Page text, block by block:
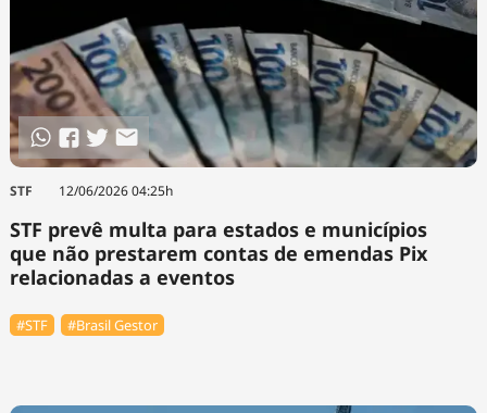
STF 12/06/2026 04:25h
STF prevê multa para estados e municípios
que não prestarem contas de emendas Pix
relacionadas a eventos
#STF #Brasil Gestor